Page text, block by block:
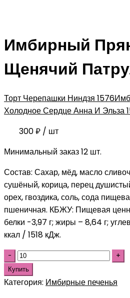
Имбирный
Щенячий
Торт Черепашки Ниндзя 1576
Холодное Сердце Анна И Эльза
300₽ / шт
Минимальный заказ 12 шт.
Состав: Сахар, мёд, масло
сушёный, корица, перец
орех, гвоздика, соль, сода
пшеничная. КБЖУ: Пищевая
белки -3,97 г; жиры – 8,64 г;
ккал / 1518 кДж.
Купить
Категория: Имбирные печенья